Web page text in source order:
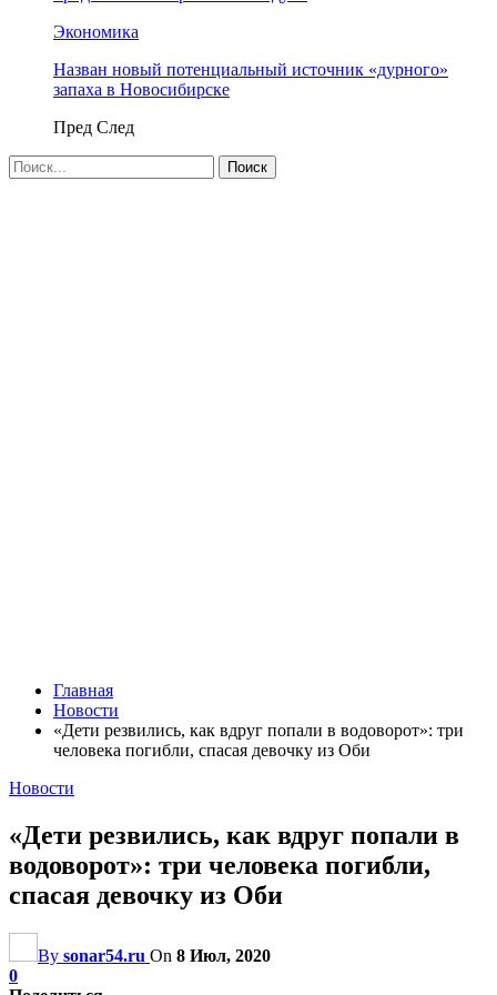
Экономика
Назван новый потенциальный источник «дурного»
запаха в Новосибирске
Пред След
Главная
Новости
«Дети резвились, как вдруг попали в водоворот»: три
человека погибли, спасая девочку из Оби
Новости
«Дети резвились, как вдруг попали в
водоворот»: три человека погибли,
спасая девочку из Оби
By sonar54.ru On 8 Июл, 2020
0